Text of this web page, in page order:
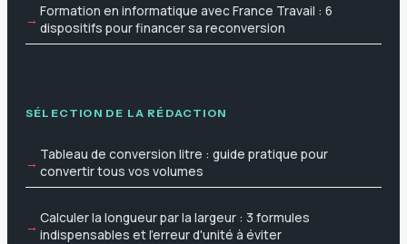
Formation en informatique avec France Travail : 6
dispositifs pour financer sa reconversion
SÉLECTION DE LA RÉDACTION
Tableau de conversion litre : guide pratique pour
convertir tous vos volumes
Calculer la longueur par la largeur : 3 formules
indispensables et l'erreur d'unité à éviter